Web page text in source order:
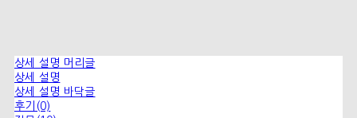
상세 설명 머리글
상세 설명
상세 설명 바닥글
후기(0)